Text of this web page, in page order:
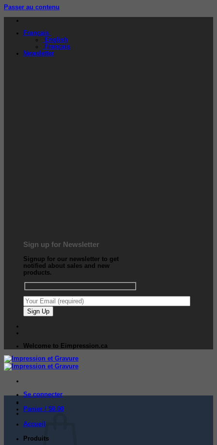
Passer au contenu
Français
English
Français
Newsletter
Sign up for Newsletter
Signup for our newsletter to get
notified about sales and new
products.
Welcome to Eimpression.ca
Se connecter
Panier / $0.00
Accueil
Produits